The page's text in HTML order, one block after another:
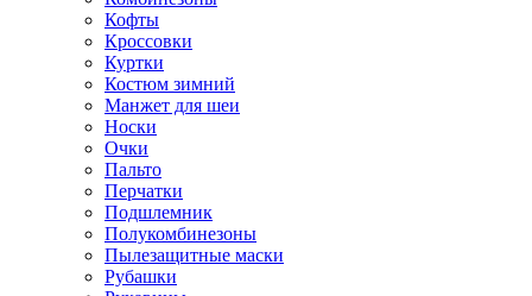
Кофты
Кроссовки
Куртки
Костюм зимний
Манжет для шеи
Носки
Очки
Пальто
Перчатки
Подшлемник
Полукомбинезоны
Пылезащитные маски
Рубашки